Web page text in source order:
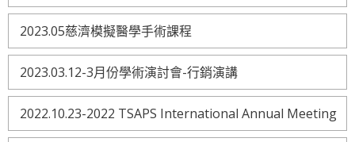
2023.05慈濟模擬醫學手術課程
2023.03.12-3月份學術演討會-行銷演講
2022.10.23-2022 TSAPS International Annual Meeting